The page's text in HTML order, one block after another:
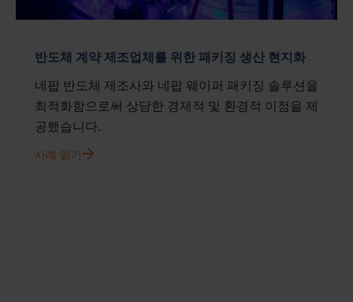
반도체 계약 제조업체를 위한 패키징 생산 현지화
네팝 반도체 제조사와 네팝 웨이퍼 패키징 솔루션을
최적화함으로써 상당한 경제적 및 환경적 이점을 제
공했습니다.
사례 읽기